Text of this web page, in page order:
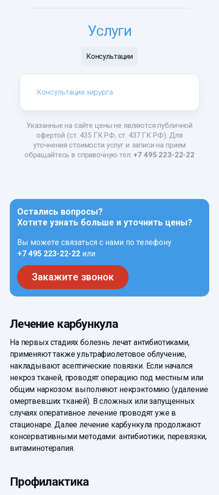
Услуги
Консультации
Консультация хирурга
Указанные на сайте цены не являются публичной
офертой (ст. 435 ГК РФ, ст. 437 ГК РФ). Для
уточнения стоимости услуг и записи на прием
обращайтесь в справочную тел.+7 495 223-22-22
Остались вопросы?
Хотите узнать больше и уточнить цены?
Вы можете связаться с нами по телефону
+7 495 223-22-22 или
Закажите звонок
Лечение карбункула
На первых стадиях болезнь лечат антибиотиками,
применяют также ультрафиолетовое облучение,
накладывают асептические повязки. Если начался
некроз тканей, проводят операцию под местным или
общим наркозом: выполняют некрэктомию (удаление
омертвевших тканей). В сложных или запущенных
случаях оперативное лечение проводят уже в
стационаре. Далее лечение карбункула продолжают
консервативными методами: антибиотики, перевязки,
витаминотерапия.
Профилактика